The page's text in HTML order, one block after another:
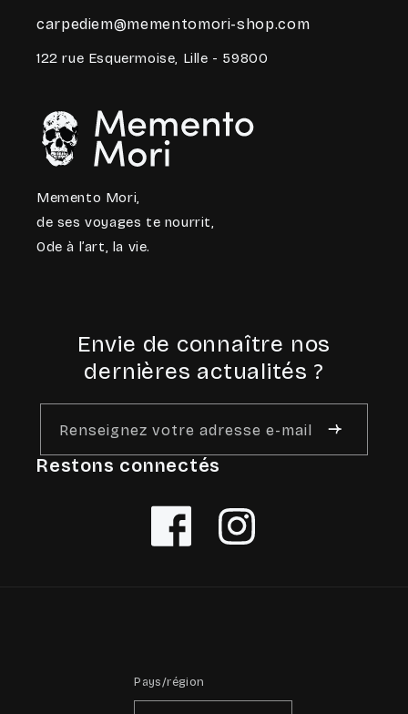
carpediem@mementomori-shop.com
122 rue Esquermoise, Lille - 59800
Memento Mori,
de ses voyages te nourrit,
Ode à l’art, la vie.
Envie de connaître nos
dernières actualités ?
Renseignez votre adresse e-mail
Restons connectés
Facebook Instagram
Pays/région